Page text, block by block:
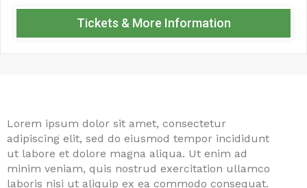
Tickets & More Information
Lorem ipsum dolor sit amet, consectetur
adipiscing elit, sed do eiusmod tempor incididunt
ut labore et dolore magna aliqua. Ut enim ad
minim veniam, quis nostrud exercitation ullamco
laboris nisi ut aliquip ex ea commodo consequat.